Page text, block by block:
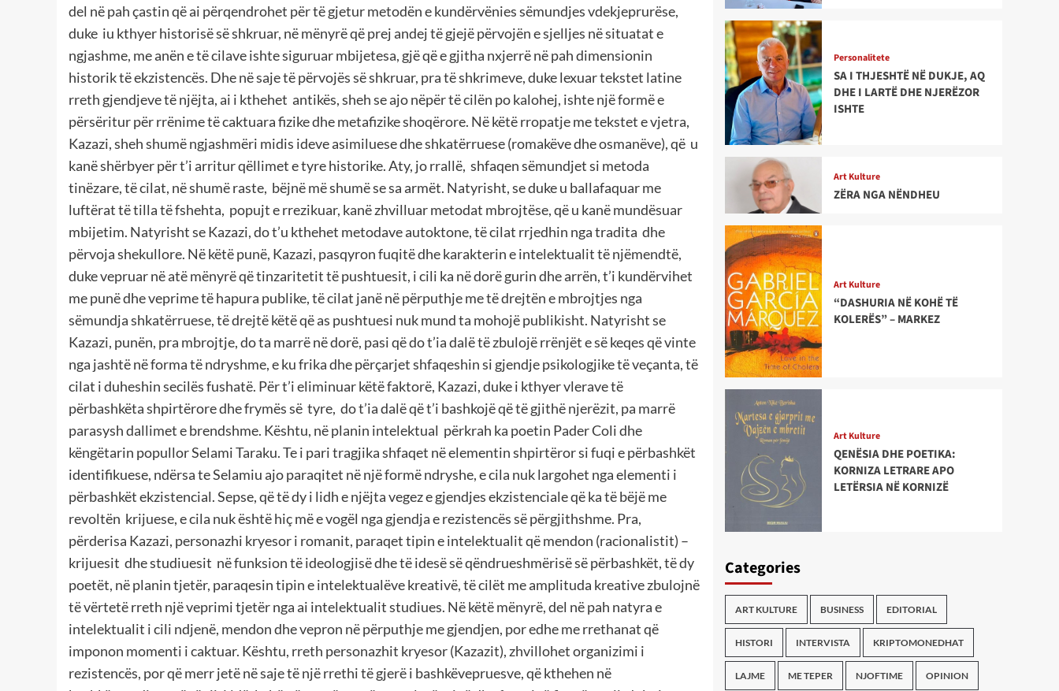
del në pah çastin që ai përqendrohet për të gjetur metodën e kundërvënies sëmundjes vdekjeprurëse,
duke iu kthyer historisë së shkruar, në mënyrë që prej andej të gjejë përvojën e sjelljes në situatat e
ngjashme, me anën e të cilave ishte siguruar mbijetesa, gjë që e gjitha nxjerrë në pah dimensionin
historik të ekzistencës. Dhe në saje të përvojës së shkruar, pra të shkrimeve, duke lexuar tekstet latine
rreth gjendjeve të njëjta, ai i kthehet antikës, sheh se ajo nëpër të cilën po kalohej, ishte një formë e
përsëritur për rrënime të caktuara fizike dhe metafizike shoqërore. Në këtë rropatje me tekstet e vjetra,
Kazazi, sheh shumë ngjashmëri midis ideve asimiluese dhe shkatërruese (romakëve dhe osmanëve), që u
kanë shërbyer për t’i arritur qëllimet e tyre historike. Aty, jo rrallë, shfaqen sëmundjet si metoda
tinëzare, të cilat, në shumë raste, bëjnë më shumë se sa armët. Natyrisht, se duke u ballafaquar me
luftërat të tilla të fshehta, popujt e rrezikuar, kanë zhvilluar metodat mbrojtëse, që u kanë mundësuar
mbijetim. Natyrisht se Kazazi, do t’u kthehet metodave autoktone, të cilat rrjedhin nga tradita dhe
përvoja shekullore. Në këtë punë, Kazazi, pasqyron fuqitë dhe karakterin e intelektualit të njëmendtë,
duke vepruar në atë mënyrë që tinzaritetit të pushtuesit, i cili ka në dorë gurin dhe arrën, t’i kundërvihet
me punë dhe veprime të hapura publike, të cilat janë në përputhje me të drejtën e mbrojtjes nga
sëmundja shkatërruese, të drejtë këtë që as pushtuesi nuk mund ta mohojë publikisht. Natyrisht se
Kazazi, punën, pra mbrojtje, do ta marrë në dorë, pasi që do t’ia dalë të zbulojë rrënjët e së keqes që vinte
nga jashtë në forma të ndryshme, e ku frika dhe përçarjet shfaqeshin si gjendje psikologjike të veçanta, të
cilat i duheshin secilës fushatë. Për t’i eliminuar këtë faktorë, Kazazi, duke i kthyer vlerave të
përbashkëta shpirtërore dhe frymës së tyre, do t’ia dalë që t’i bashkojë që të gjithë njerëzit, pa marrë
parasysh dallimet e brendshme. Kështu, në planin intelektual përkrah ka poetin Pader Coli dhe
këngëtarin popullor Selami Taraku. Te i pari tragjika shfaqet në elementin shpirtëror si fuqi e përbashkët
identifikuese, ndërsa te Selamiu ajo paraqitet në një formë ndryshe, e cila nuk largohet nga elementi i
përbashkët ekzistencial. Sepse, që të dy i lidh e njëjta vegez e gjendjes ekzistenciale që ka të bëjë me
revoltën krijuese, e cila nuk është hiç më e vogël nga gjendja e rezistencës së përgjithshme. Pra,
përderisa Kazazi, personazhi kryesor i romanit, paraqet tipin e intelektualit që mendon (racionalistit) –
krijuesit dhe studiuesit në funksion të ideologjisë dhe të idesë së qëndrueshmërisë së përbashkët, të dy
poetët, në planin tjetër, paraqesin tipin e intelektualëve kreativë, të cilët me amplituda kreative zbulojnë
të vërtetë rreth një veprimi tjetër nga ai intelektualit studiues. Në këtë mënyrë, del në pah natyra e
intelektualit i cili ndjenë, mendon dhe vepron në përputhje me gjendjen, por edhe me rrethanat që
imponon momenti i caktuar. Kështu, rreth personazhit kryesor (Kazazit), zhvillohet organizimi i
rezistencës, por që merr jetë në saje të një rrethi të gjerë i bashkëvepruesve, që kthehen në
Personalitete
SA I THJESHTË NË DUKJE, AQ
DHE I LARTË DHE NJERËZOR
ISHTE
Art Kulture
ZËRA NGA NËNDHEU
Art Kulture
“DASHURIA NË KOHË TË
KOLERËS” – MARKEZ
Art Kulture
QENËSIA DHE POETIKA:
KORNIZA LETRARE APO
LETËRSIA NË KORNIZË
Categories
ART KULTURE BUSINESS EDITORIAL
HISTORI INTERVISTA KRIPTOMONEDHAT
LAJME ME TEPER NJOFTIME OPINION